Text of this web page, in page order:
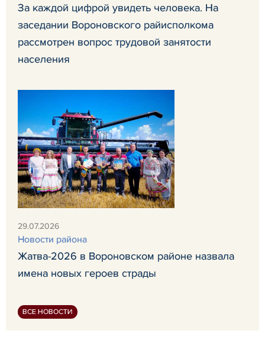
За каждой цифрой увидеть человека. На
заседании Вороновского райисполкома
рассмотрен вопрос трудовой занятости
населения
29.07.2026
Новости района
Жатва-2026 в Вороновском районе назвала
имена новых героев страды
ВСЕ НОВОСТИ